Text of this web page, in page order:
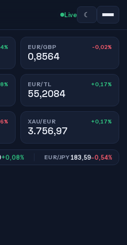
Live ☾
EUR/GBP -0,02%
0,8564
EUR/TL +0,17%
55,2084
XAU/EUR +0,17%
3.756,97
EUR/JPY183,59-0,54%